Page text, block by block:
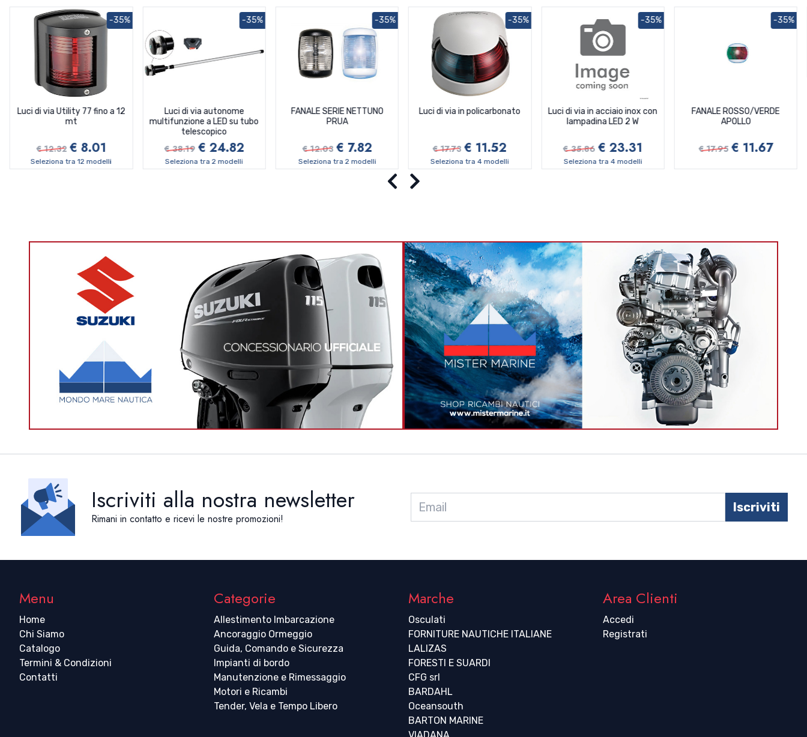
Luci di via Utility 77 fino a 12
mt
€ 12.32 € 8.01
-35%
Seleziona tra 12 modelli
Luci di via autonome
multifunzione a LED su tubo
telescopico
€ 38.19 € 24.82
-35%
Seleziona tra 2 modelli
FANALE SERIE NETTUNO
PRUA
€ 12.03 € 7.82
-35%
Seleziona tra 2 modelli
Luci di via in policarbonato
€ 17.73 € 11.52
-35%
Seleziona tra 4 modelli
Luci di via in acciaio inox con
lampadina LED 2 W
€ 35.86 € 23.31
-35%
Seleziona tra 4 modelli
FANALE ROSSO/VERDE
APOLLO
€ 17.95 € 11.67
-35%
Iscriviti alla nostra newsletter
Rimani in contatto e ricevi le nostre promozioni!
Iscriviti
Menu
Home
Chi Siamo
Catalogo
Termini & Condizioni
Contatti
Categorie
Allestimento Imbarcazione
Ancoraggio Ormeggio
Guida, Comando e Sicurezza
Impianti di bordo
Manutenzione e Rimessaggio
Motori e Ricambi
Tender, Vela e Tempo Libero
Marche
Osculati
FORNITURE NAUTICHE ITALIANE
LALIZAS
FORESTI E SUARDI
CFG srl
BARDAHL
Oceansouth
BARTON MARINE
Area Clienti
Accedi
Registrati